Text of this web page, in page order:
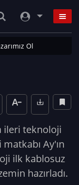
Ol
ileri teknoloji
Ay'ın
ilk kablosuz
hazırladı.